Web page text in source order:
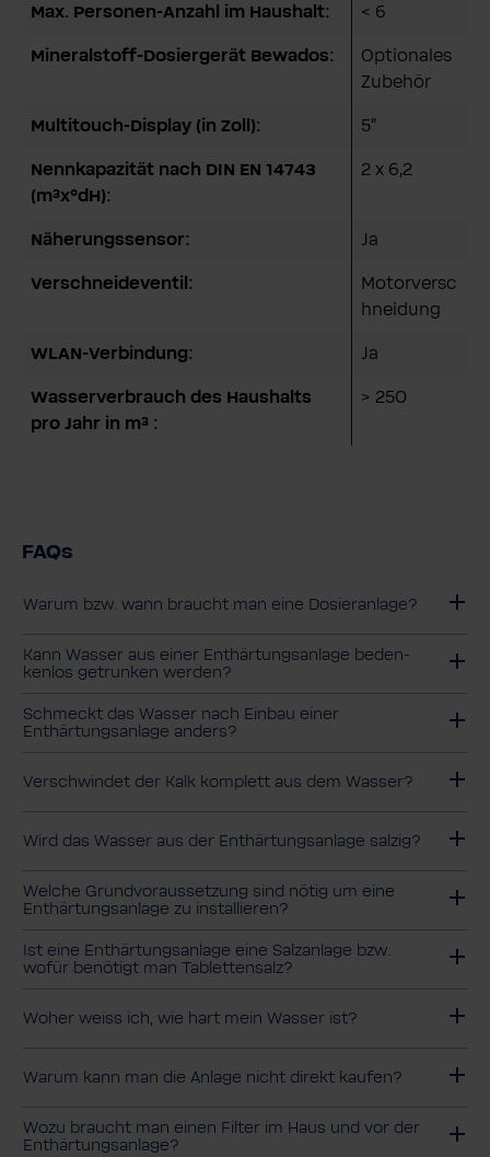
Max. Personen-Anzahl im Haushalt: < 6
Mineralstoff-Dosiergerät Bewados:
Optionales
Zubehör
Multitouch-Display (in Zoll): 5"
Nennkapazität nach DIN EN 14743
(m³x°dH):
2 x 6,2
Näherungssensor: Ja
Verschneideventil:
Motorversc
hneidung
WLAN-Verbindung: Ja
Wasserverbrauch des Haushalts
pro Jahr in m³ :
> 250
FAQs
Warum bzw. wann braucht man eine Dosieranlage?
Kann Wasser aus einer Enthär­tungs­an­lage beden­
kenlos getrunken werden?
Schmeckt das Wasser nach Einbau einer
Enthärtungsanlage anders?
Verschwindet der Kalk komplett aus dem Wasser?
Wird das Wasser aus der Enthärtungsanlage salzig?
Welche Grundvoraussetzung sind nötig um eine
Enthärtungsanlage zu installieren?
Ist eine Enthärtungsanlage eine Salzanlage bzw.
wofür benötigt man Tablettensalz?
Woher weiss ich, wie hart mein Wasser ist?
Warum kann man die Anlage nicht direkt kaufen?
Wozu braucht man einen Filter im Haus und vor der
Enthärtungsanlage?